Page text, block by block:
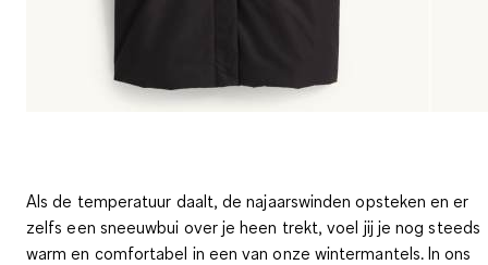
Als de temperatuur daalt, de najaarswinden opsteken en er
zelfs een sneeuwbui over je heen trekt, voel jij je nog steeds
warm en comfortabel in een van onze wintermantels. In ons